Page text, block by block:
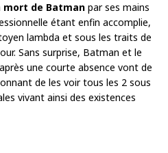
mort de Batman par ses mains
étant enfin accomplie,
lambda et sous les traits de
Sans surprise, Batman et le
une courte absence vont de
de les voir tous les 2 sous
vivant ainsi des existences